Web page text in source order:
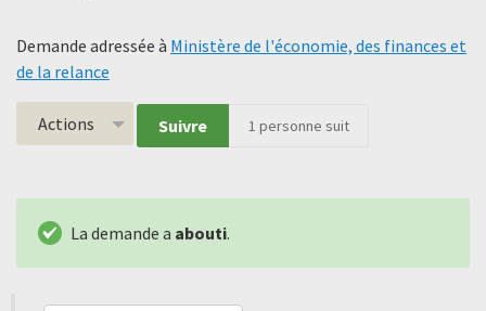
Demande adressée à Ministère de l'économie, des finances et
de la relance
Actions Suivre 1 personne suit
La demande a abouti.